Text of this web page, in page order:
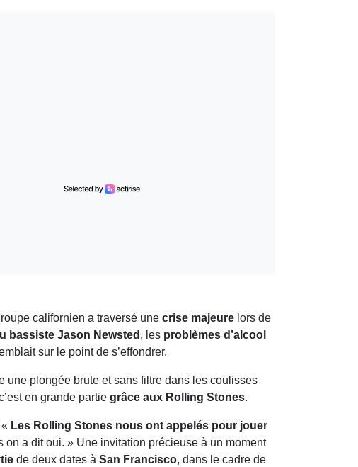
californien a traversé une crise majeure lors de
bassiste Jason Newsted , les problèmes d’alcool
sur le point de s’effondrer.
une plongée brute et sans filtre dans les coulisses
en grande partie grâce aux Rolling Stones.
Les Rolling Stones nous ont appelés pour jouer
a dit oui. » Une invitation précieuse à un moment
de deux dates à San Francisco, dans le cadre de